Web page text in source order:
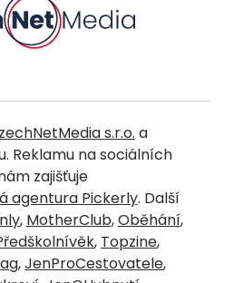
s.r.o. a
Reklamu na sociálních
zajišťuje
agentura Pickerly. Další
, MotherClub,Oběhání,
, Topzine,
,JenProCestovatele,